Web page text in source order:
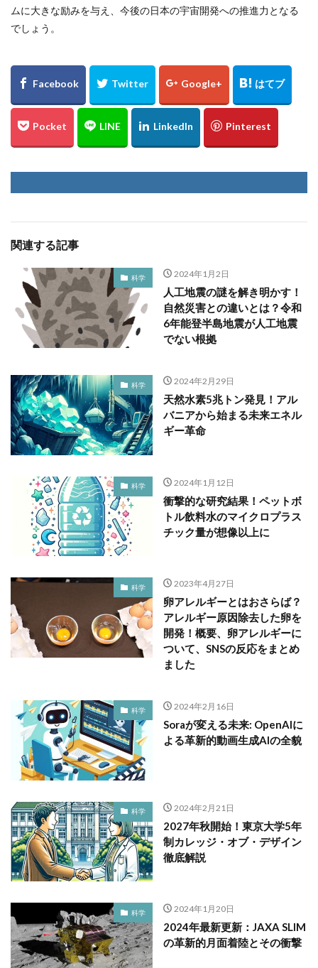
ムに大きな励みを与え、今後の日本の宇宙開発への推進力となる
でしょう。
関連する記事
科学 2024年1月2日
人工地震の謎を解き明かす！
自然災害との違いとは？令和
6年能登半島地震が人工地震
でない根拠
科学 2024年2月29日
天然水素5兆トン発見！アル
バニアから始まる未来エネル
ギー革命
科学 2024年1月12日
衝撃的な研究結果！ペットボ
トル飲料水のマイクロプラス
チック量が想像以上に
科学 2023年4月27日
卵アレルギーとはおさらば？
アレルギー原因除去した卵を
開発！概要、卵アレルギーに
ついて、SNSの反応をまとめ
ました
科学 2024年2月16日
Soraが変える未来: OpenAIに
よる革新的動画生成AIの全貌
科学 2024年2月21日
2027年秋開始！東京大学5年
制カレッジ・オブ・デザイン
徹底解説
科学 2024年1月20日
2024年最新更新：JAXA SLIM
の革新的月面着陸とその衝撃